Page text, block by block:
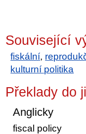
Související
fiskální,
kulturní politika
Překlady do
Anglicky
fiscal policy